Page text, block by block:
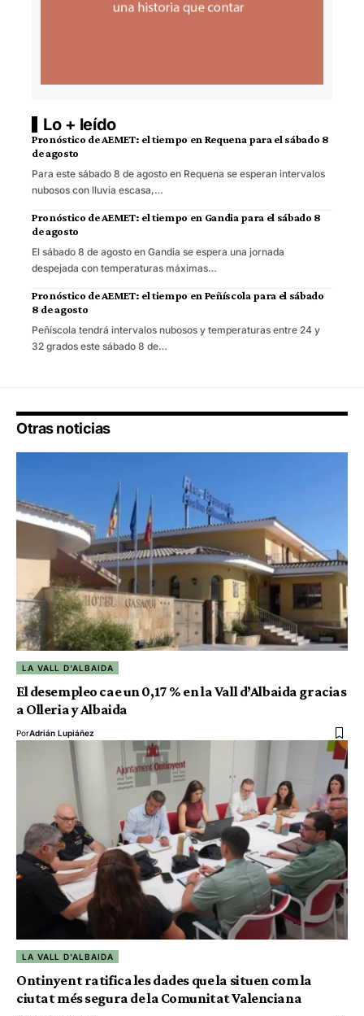
Lo + leído
Pronóstico de AEMET: el tiempo en Requena para el sábado 8
de agosto
Para este sábado 8 de agosto en Requena se esperan intervalos
nubosos con lluvia escasa,…
Pronóstico de AEMET: el tiempo en Gandia para el sábado 8
de agosto
El sábado 8 de agosto en Gandia se espera una jornada
despejada con temperaturas máximas…
Pronóstico de AEMET: el tiempo en Peñíscola para el sábado
8 de agosto
Peñíscola tendrá intervalos nubosos y temperaturas entre 24 y
32 grados este sábado 8 de…
Otras noticias
LA VALL D'ALBAIDA
El desempleo cae un 0,17 % en la Vall d’Albaida gracias
a Olleria y Albaida
PorAdrián Lupiáñez
LA VALL D'ALBAIDA
Ontinyent ratifica les dades que la situen com la
ciutat més segura de la Comunitat Valenciana